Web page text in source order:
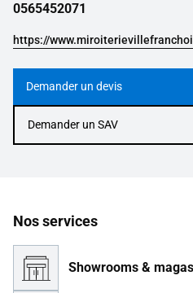
0565452071
https://
Demander un devis
Demander un SAV
Nos services
Showrooms &